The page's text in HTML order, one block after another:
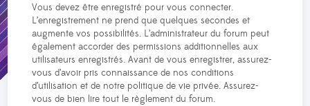
Vous devez être enregistré pour vous connecter.
L’enregistrement ne prend que quelques secondes et
augmente vos possibilités. L’administrateur du forum peut
également accorder des permissions additionnelles aux
utilisateurs enregistrés. Avant de vous enregistrer, assurez-
vous d’avoir pris connaissance de nos conditions
d’utilisation et de notre politique de vie privée. Assurez-
vous de bien lire tout le règlement du forum.